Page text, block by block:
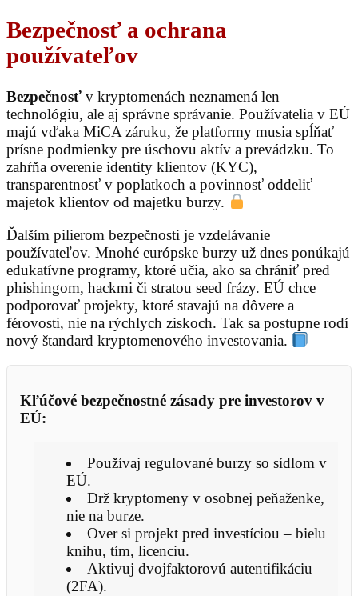
Bezpečnosť a ochrana
používateľov
Bezpečnosť v kryptomenách neznamená len
technológiu, ale aj správne správanie. Používatelia v EÚ
majú vďaka MiCA záruku, že platformy musia spĺňať
prísne podmienky pre úschovu aktív a prevádzku. To
zahŕňa overenie identity klientov (KYC),
transparentnosť v poplatkoch a povinnosť oddeliť
majetok klientov od majetku burzy.
Ďalším pilierom bezpečnosti je vzdelávanie
používateľov. Mnohé európske burzy už dnes ponúkajú
edukatívne programy, ktoré učia, ako sa chrániť pred
phishingom, hackmi či stratou seed frázy. EÚ chce
podporovať projekty, ktoré stavajú na dôvere a
férovosti, nie na rýchlych ziskoch. Tak sa postupne rodí
nový štandard kryptomenového investovania.
Kľúčové bezpečnostné zásady pre investorov v
EÚ:
Používaj regulované burzy so sídlom v
EÚ.
Drž kryptomeny v osobnej peňaženke,
nie na burze.
Over si projekt pred investíciou – bielu
knihu, tím, licenciu.
Aktivuj dvojfaktorovú autentifikáciu
(2FA).